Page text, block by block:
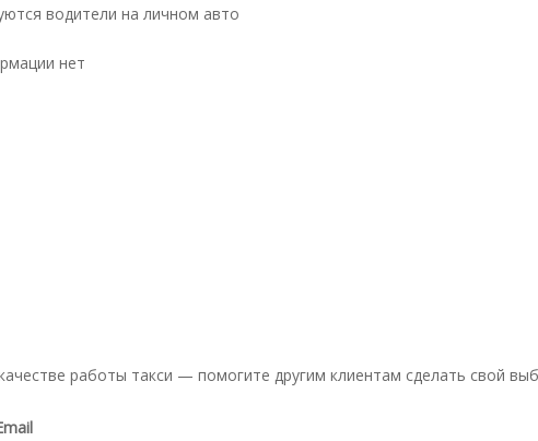
водители на личном авто
нет
работы такси — помогите другим клиентам сделать свой